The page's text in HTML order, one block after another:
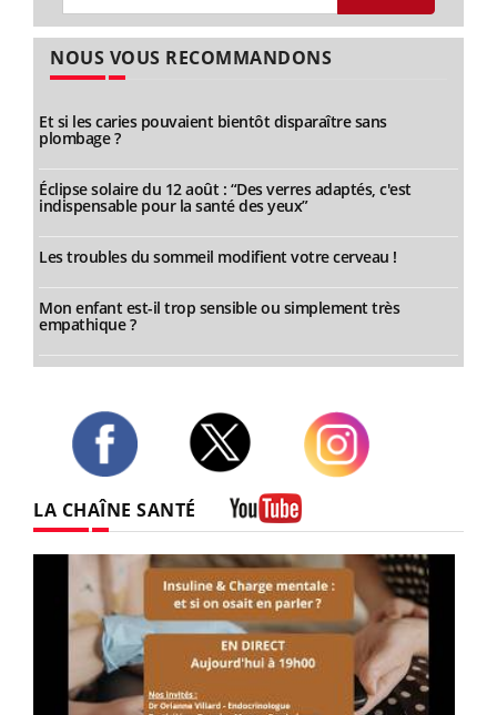
NOUS VOUS RECOMMANDONS
Et si les caries pouvaient bientôt disparaître sans
plombage ?
Éclipse solaire du 12 août : “Des verres adaptés, c'est
indispensable pour la santé des yeux”
Les troubles du sommeil modifient votre cerveau !
Mon enfant est-il trop sensible ou simplement très
empathique ?
LA CHAÎNE SANTÉ